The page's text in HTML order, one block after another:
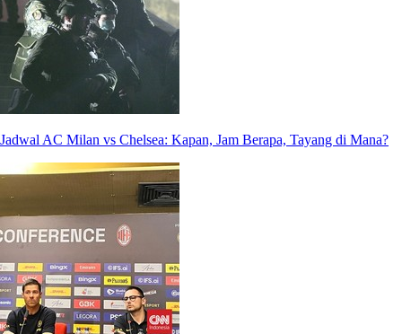
Jadwal AC Milan vs Chelsea: Kapan, Jam Berapa, Tayang di Mana?